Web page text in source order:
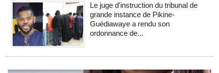
Le juge d'instruction du tribunal de
grande instance de Pikine-
Guédiawaye a rendu son
ordonnance de...